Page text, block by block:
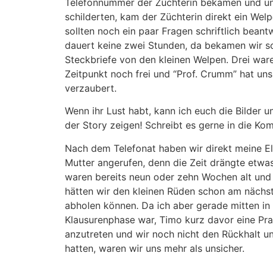
schilderten, kam der Züchterin direkt ein
sollten noch ein paar Fragen schriftlich
dauert keine zwei Stunden, da bekamen wir
Steckbriefe von den kleinen Welpen. Drei
Zeitpunkt noch frei und “Prof. Crumm” hat
verzaubert.
Wenn ihr Lust habt, kann ich euch die Bilder
der Story zeigen! Schreibt es gerne in die
Nach dem Telefonat haben wir direkt meine
Mutter angerufen, denn die Zeit drängte
waren bereits neun oder zehn Wochen alt
hätten wir den kleinen Rüden schon am
abholen können. Da ich aber gerade mitten in
Klausurenphase war, Timo kurz davor eine
anzutreten und wir noch nicht den Rückhalt
hatten, waren wir uns mehr als unsicher.